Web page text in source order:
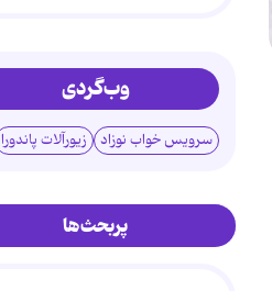
وب‌گردی
سرویس خواب نوزاد زیورآلات پاندورا
پربحث‌ها